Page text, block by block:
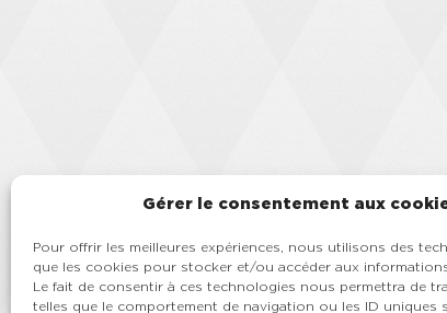
Gérer le consentement aux
Pour offrir les meilleures expériences, nous utilisons des
que les cookies pour stocker et/ou accéder aux informations
Le fait de consentir à ces technologies nous permettra de
telles que le comportement de navigation ou les ID uniques